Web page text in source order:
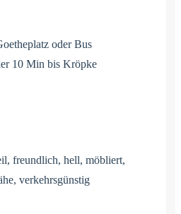
oder Bus
10 Min bis Kröpke
freundlich, hell, möbliert,
verkehrsgünstig